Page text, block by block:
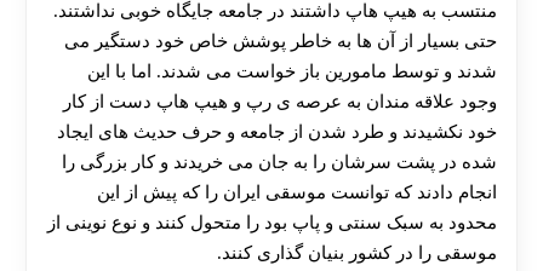
منتسب به هیپ هاپ داشتند در جامعه جایگاه خوبی نداشتند.
حتی بسیار از آن ها به خاطر پوشش خاص خود دستگیر می
شدند و توسط مامورین باز خواست می شدند. اما با این
وجود علاقه مندان به عرصه ی رپ و هیپ هاپ دست از کار
خود نکشیدند و طرد شدن از جامعه و حرف حدیث های ایجاد
شده در پشت سرشان را به جان می خریدند و کار بزرگی را
انجام دادند که توانست موسقی ایران را که پیش از این
محدود به سبک سنتی و پاپ بود را متحول کنند و نوع نوینی از
موسقی را در کشور بنیان گذاری کنند.